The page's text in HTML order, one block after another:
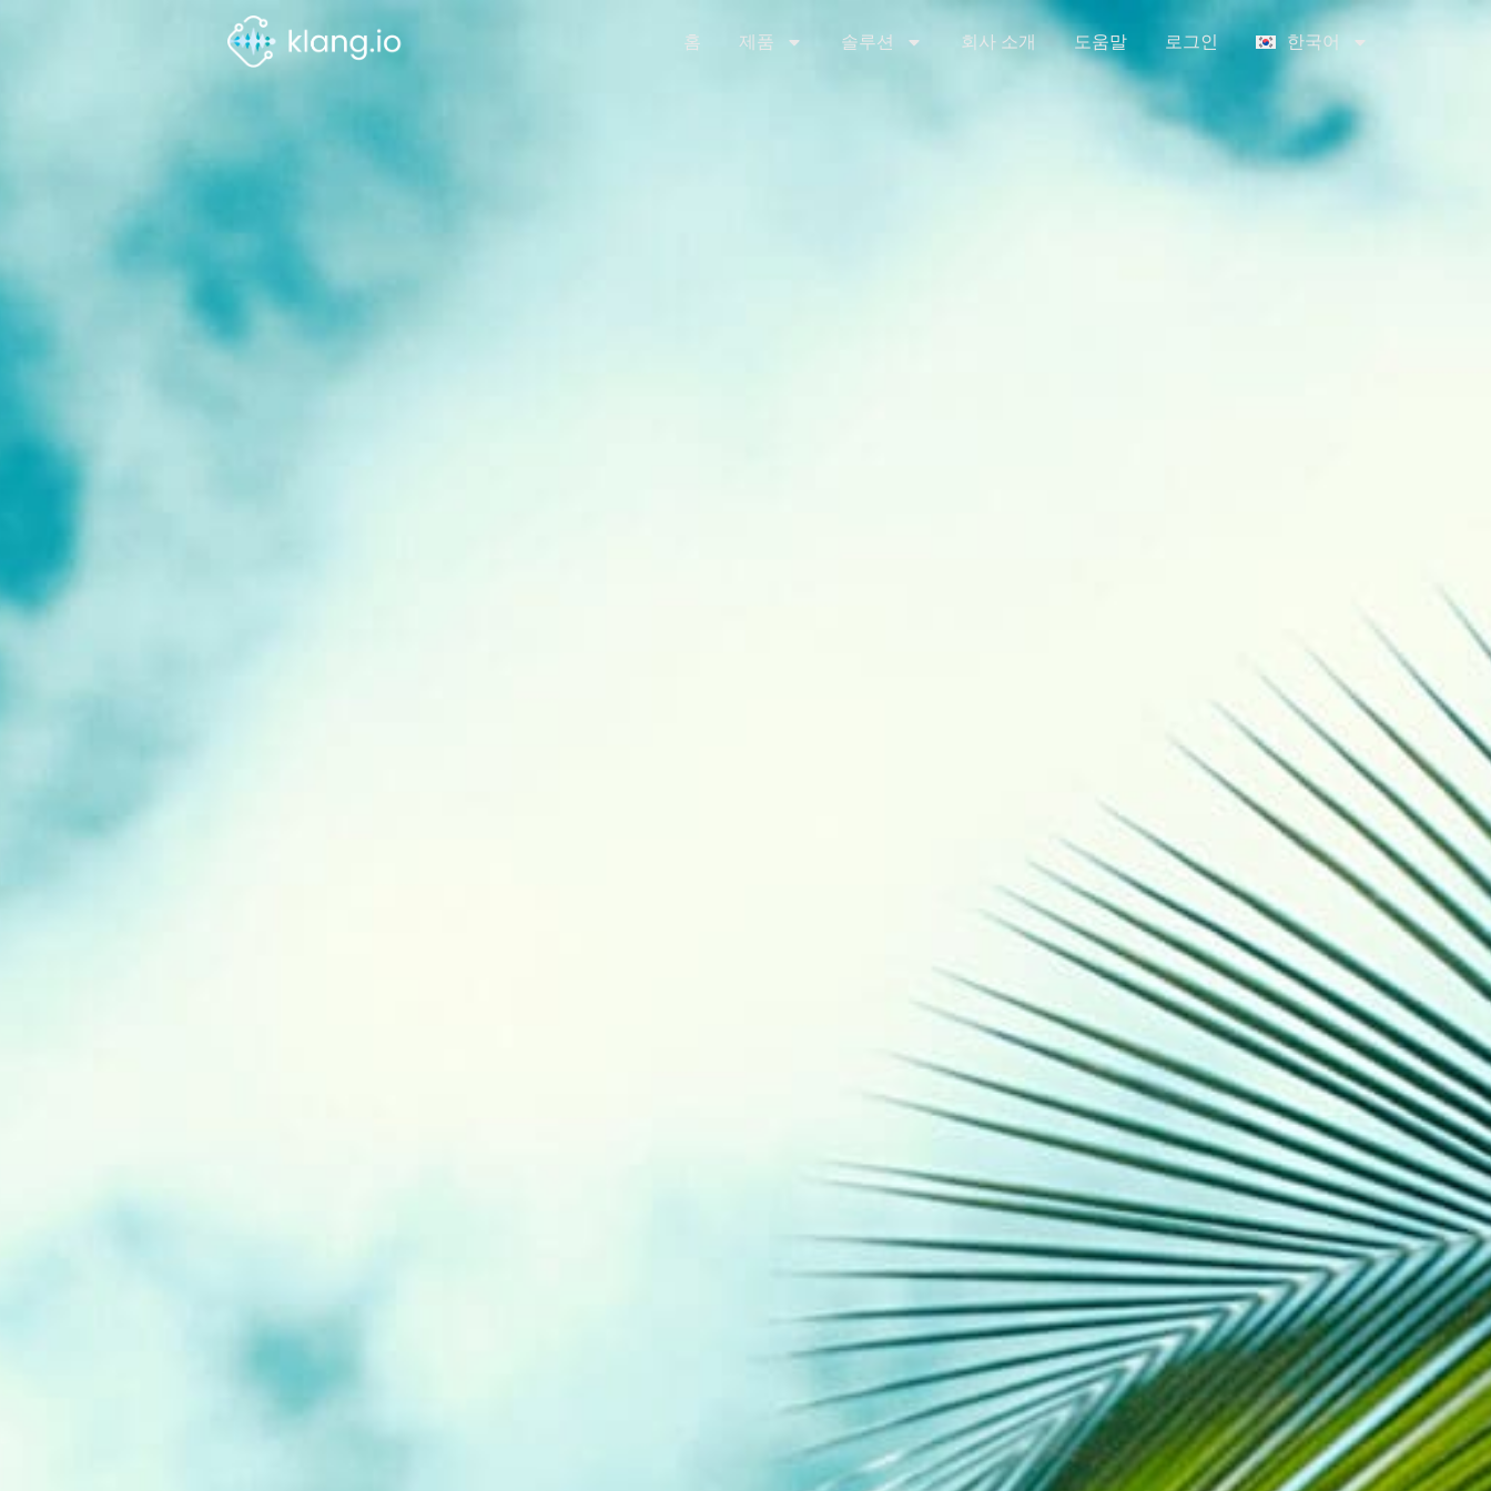
홈 제품 솔루션 회사 소개 도움말 로그인 한국어